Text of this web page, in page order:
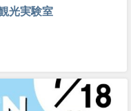
光実験室